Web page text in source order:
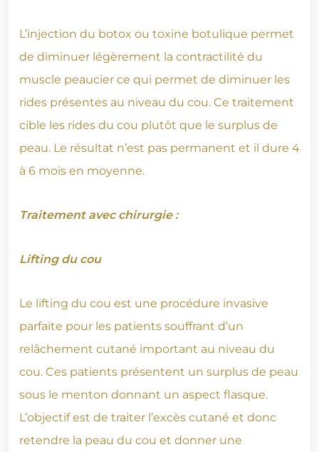
L’injection du botox ou toxine botulique permet
de diminuer légèrement la contractilité du
muscle peaucier ce qui permet de diminuer les
rides présentes au niveau du cou. Ce traitement
cible les rides du cou plutôt que le surplus de
peau. Le résultat n’est pas permanent et il dure 4
à 6 mois en moyenne.
Traitement avec chirurgie :
Lifting du cou
Le lifting du cou est une procédure invasive
parfaite pour les patients souffrant d’un
relâchement cutané important au niveau du
cou. Ces patients présentent un surplus de peau
sous le menton donnant un aspect flasque.
L’objectif est de traiter l’excès cutané et donc
retendre la peau du cou et donner une